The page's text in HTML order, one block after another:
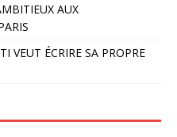
AUX
VEUT ÉCRIRE SA PROPRE